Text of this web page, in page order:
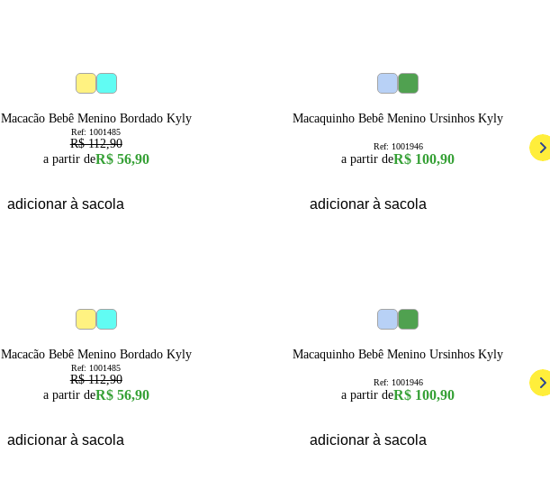
Macacão Bebê Menino Bordado Kyly
Ref: 1001485
R$ 112,90
a partir deR$ 56,90
adicionar à sacola
18a24 Meses 9a12 Meses
Macaquinho Bebê Menino Ursinhos Kyly
Ref: 1001946
a partir deR$ 100,90
adicionar à sacola
Macacão Bebê Menino Bordado Kyly
Ref: 1001485
R$ 112,90
a partir deR$ 56,90
adicionar à sacola
18a24 Meses 9a12 Meses
Macaquinho Bebê Menino Ursinhos Kyly
Ref: 1001946
a partir deR$ 100,90
adicionar à sacola